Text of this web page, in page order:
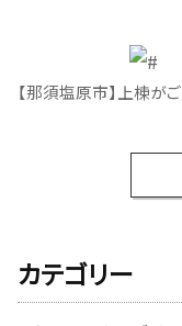
カテゴリー